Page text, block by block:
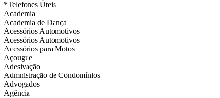
*Telefones Úteis
Academia
Academia de Dança
Acessórios Automotivos
Acessórios Automotivos
Acessórios para Motos
Açougue
Adesivação
Admnistração de Condomínios
Advogados
Agência